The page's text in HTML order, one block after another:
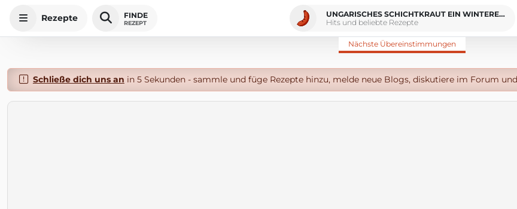
Rezepte FINDE
REZEPT
UNGARISCHES SCHICHTKRAUT EIN WINTERESSEN
Hits und beliebte Rezepte
Nächste Übereinstimmungen
Schließe dich uns an in 5 Sekunden - sammle und füge Rezepte hinzu, melde neue Blogs, diskutiere im Forum